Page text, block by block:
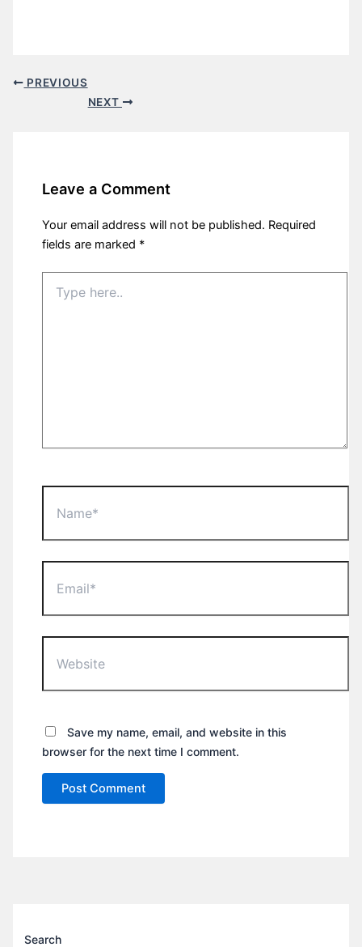
PREVIOUS
NEXT
Leave a Comment
Your email address will not be published. Required
fields are marked *
here..
Save my name, email, and website in this
browser for the next time I comment.
Search